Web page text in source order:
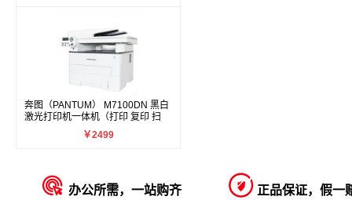
奔图（PANTUM） M7100DN 黑白
激光打印机一体机（打印 复印 扫
￥2499
 办公所需，一站购齐  正品保证，假一